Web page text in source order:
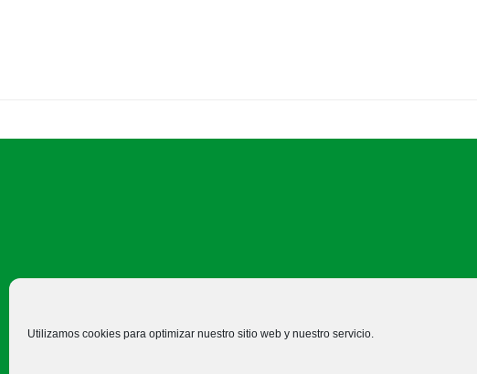
Utilizamos cookies para optimizar nuestro sitio web y nuestro servicio.